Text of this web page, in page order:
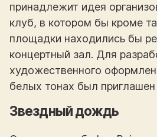
принадлежит идея
клуб, в котором бы кроме
площадки находились бы
концертный зал. Для
художественного
белых тонах был
Звездный дождь